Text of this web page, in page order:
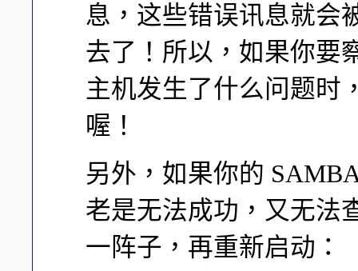
息，这些错误讯息就会
去了！所以，如果你要
主机发生了什么问题时
喔！
另外，如果你的
老是无法成功，又无法
一阵子，再重新启动：